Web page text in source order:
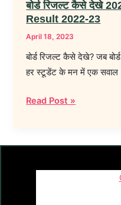
बोर्ड रिजल्ट कैसे देखे
Result 2022-23
April 18, 2023
बोर्ड रिजल्ट कैसे देखे? जब
हर स्टूडेंट के मन में एक सवाल
बोर्ड
रिजल्ट
कैसे
देखे
2023|How
Check
2022-
Read Post »